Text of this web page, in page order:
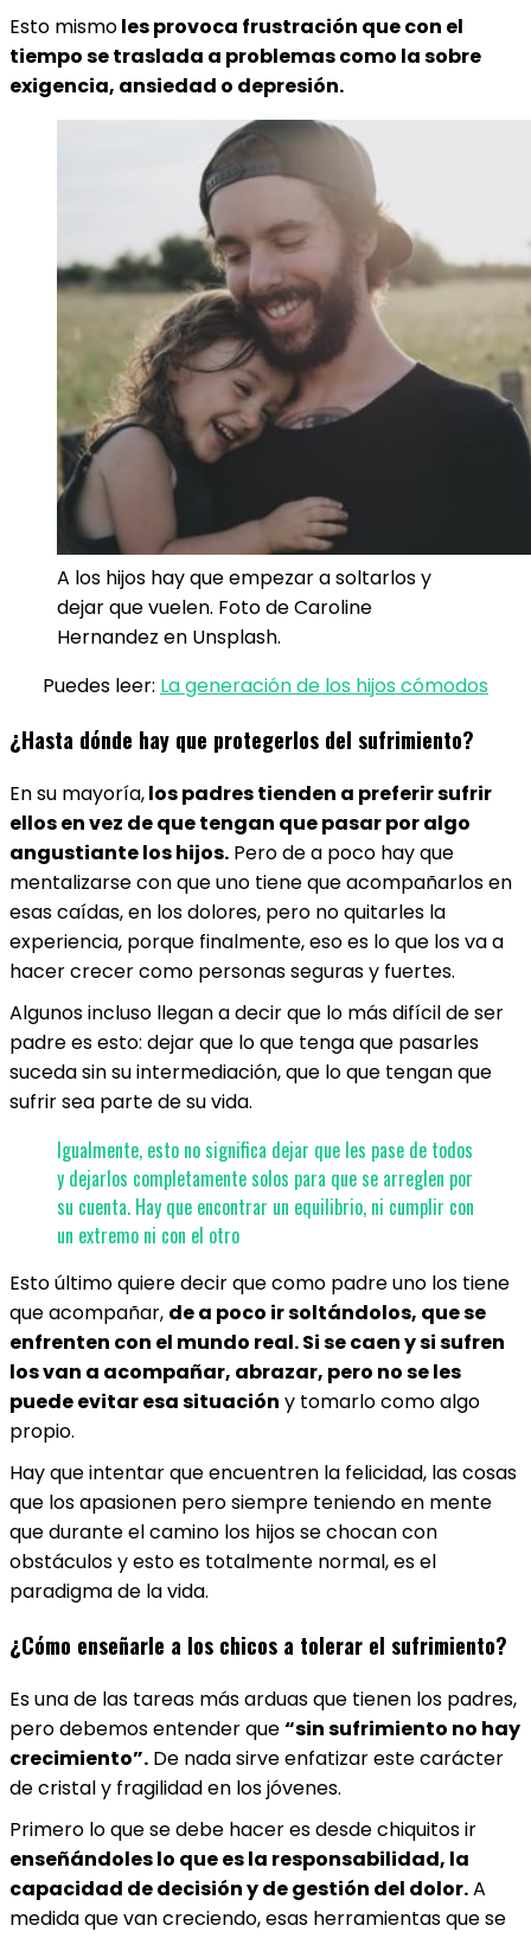
Esto mismoles provoca frustración que con el
tiempo se traslada a problemas como la sobre
exigencia, ansiedad o depresión.
A los hijos hay que empezar a soltarlos y
dejar que vuelen. Foto de Caroline
Hernandez en Unsplash.
Puedes leer: La generación de los hijos cómodos
¿Hasta dónde hay que protegerlos del sufrimiento?
En su mayoría,los padres tienden a preferir sufrir
ellos en vez de que tengan que pasar por algo
angustiante los hijos. Pero de a poco hay que
mentalizarse con que uno tiene que acompañarlos en
esas caídas, en los dolores, pero no quitarles la
experiencia, porque finalmente, eso es lo que los va a
hacer crecer como personas seguras y fuertes.
Algunos incluso llegan a decir que lo más difícil de ser
padre es esto: dejar que lo que tenga que pasarles
suceda sin su intermediación, que lo que tengan que
sufrir sea parte de su vida.
Igualmente, esto no significa dejar que les pase de todos
y dejarlos completamente solos para que se arreglen por
su cuenta. Hay que encontrar un equilibrio, ni cumplir con
un extremo ni con el otro
Esto último quiere decir que como padre uno los tiene
que acompañar, de a poco ir soltándolos, que se
enfrenten con el mundo real. Si se caen y si sufren
los van a acompañar, abrazar, pero no se les
puede evitar esa situación y tomarlo como algo
propio.
Hay que intentar que encuentren la felicidad, las cosas
que los apasionen pero siempre teniendo en mente
que durante el camino los hijos se chocan con
obstáculos y esto es totalmente normal, es el
paradigma de la vida.
¿Cómo enseñarle a los chicos a tolerar el sufrimiento?
Es una de las tareas más arduas que tienen los padres,
pero debemos entender que“sin sufrimiento no hay
crecimiento”. De nada sirve enfatizar este carácter
de cristal y fragilidad en los jóvenes.
Primero lo que se debe hacer es desde chiquitos ir
enseñándoles lo que es la responsabilidad, la
capacidad de decisión y de gestión del dolor.A
medida que van creciendo, esas herramientas que se